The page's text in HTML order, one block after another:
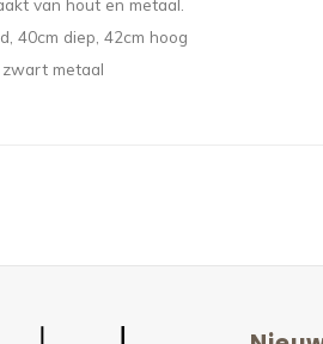
van hout en metaal.
40cm diep, 42cm hoog
metaal